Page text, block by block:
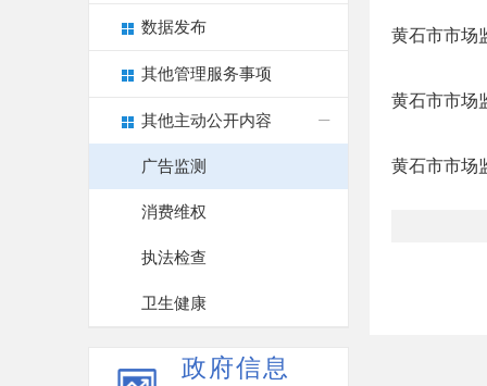
数据发布
其他管理服务事项
其他主动公开内容
广告监测
消费维权
执法检查
卫生健康
政府信息
黄石市市场
黄石市市场
黄石市市场